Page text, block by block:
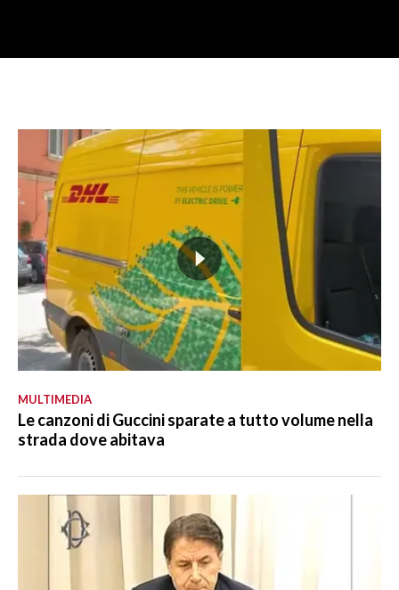
MULTIMEDIA
Le canzoni di Guccini sparate a tutto volume nella
strada dove abitava